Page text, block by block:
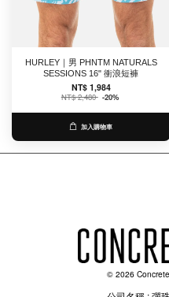
HURLEY｜男 PHNTM NATURALS
SESSIONS 16" 衝浪短褲
NT$ 1,984
NT$ 2,480 -20%
加入購物車
© 2026